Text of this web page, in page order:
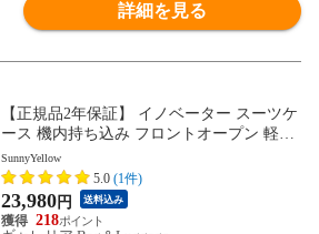
詳細を見る
【正規品2年保証】 イノベーター スーツケ
ース 機内持ち込み フロントオープン 軽量
innovator キャリーケース ブランド 小さめ
Sサイズ ストッパー TSAロック 3泊 4泊 38
L Extreme Journey Cabin INV50
SunnyYellow
5.0 (1件)
23,980円 送料込み
218